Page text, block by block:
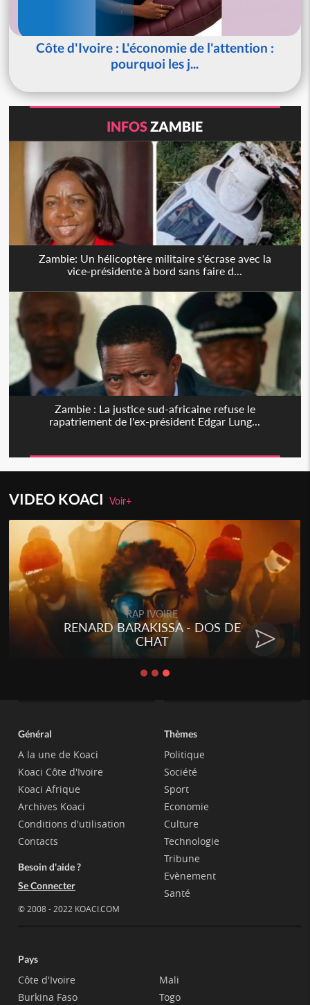
Côte d'Ivoire : L'économie de l'attention :
pourquoi les j...
INFOSZAMBIE
Zambie: Un hélicoptère militaire s'écrase avec la
vice-présidente à bord sans faire d...
Zambie : La justice sud-africaine refuse le
rapatriement de l'ex-président Edgar Lung...
VIDEO KOACIVoir+
RAP IVOIRE
RENARD BARAKISSA - DOS DE
CHAT
Général
A la une de Koaci
Koaci Côte d'Ivoire
Koaci Afrique
Archives Koaci
Conditions d'utilisation
Contacts
Besoin d'aide ?
Se Connecter
© 2008 - 2022 KOACI.COM
Thèmes
Politique
Société
Sport
Economie
Culture
Technologie
Tribune
Evènement
Santé
Pays
Côte d'Ivoire
Burkina Faso
Mali
Togo